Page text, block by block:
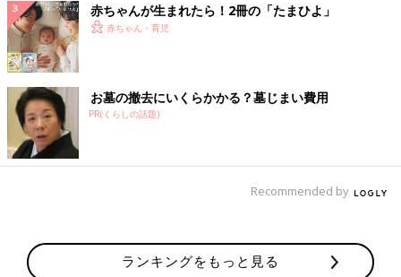
簡単料理に！
「グラタンとポタージュスープで牛乳を大量消費します。グラタ
ンは800ccぐらい使います。スープはその日の気分で」
「牛乳パック１本使ってカッテージチーズ作って、チーズケーキ
にしたり、グラタン作っています。家も寒い時期は牛乳の消費量
が減るので、余った時に作っています」
「ホワイトソースを作って冷凍しておくとご飯を作るのが面倒な
「牛乳にコンソメをいれるだけのスープです。具はほうれん草。
ザクザク切ったほうれん草を少し炒めて、そこに牛乳をドバッと
赤ちゃんが生まれたら！2冊の「たまひよ」
赤ちゃん・育児
お墓の撤去にいくらかかる？墓じまい費用
PR(くらしの話題)
Recommended by
ランキングをもっと見る